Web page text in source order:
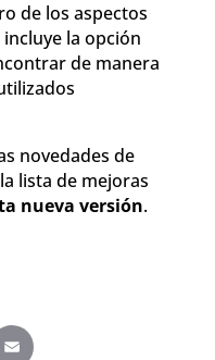
de los aspectos
la opción
de manera
novedades de
lista de mejoras
nueva versión.